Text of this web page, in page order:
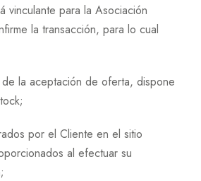
vinculante para la Asociación
la transacción, para lo cual
la aceptación de oferta, dispone
por el Cliente en el sitio
al efectuar su